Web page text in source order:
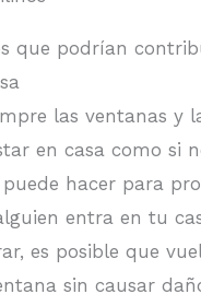
que podrían
las ventanas y
en casa como si
hacer para
entra en tu
es posible que
sin causar